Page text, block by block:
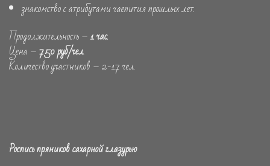
знакомство с атрибутами чаепития прошлых лет.
Продолжительность –1 час.
Цена –750 руб/чел.
Количество участников – 2-17 чел.
Роспись пряников сахарной глазурью